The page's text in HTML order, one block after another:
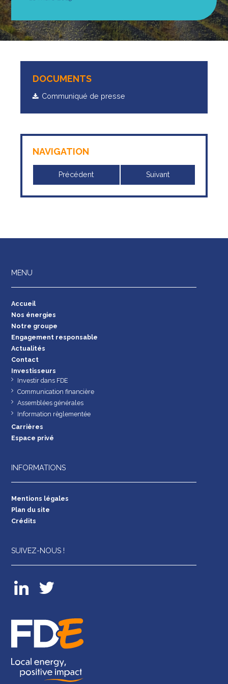
DOCUMENTS
Communiqué de presse
NAVIGATION
Précédent Suivant
MENU
Accueil
Nos énergies
Notre groupe
Engagement responsable
Actualités
Contact
Investisseurs
Investir dans FDE
Communication financière
Assemblées générales
Information règlementée
Carrières
Espace privé
INFORMATIONS
Mentions légales
Plan du site
Crédits
SUIVEZ-NOUS !